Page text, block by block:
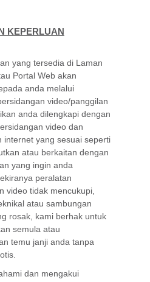
KEPERLUAN
yang tersedia di Laman
Portal Web akan
anda melalui
video/panggilan
anda dilengkapi dengan
video dan
internet yang sesuai seperti
atau berkaitan dengan
yang ingin anda
peralatan
video tidak mencukupi,
atau sambungan
rosak, kami berhak untuk
semula atau
temu janji anda tanpa
dan mengakui